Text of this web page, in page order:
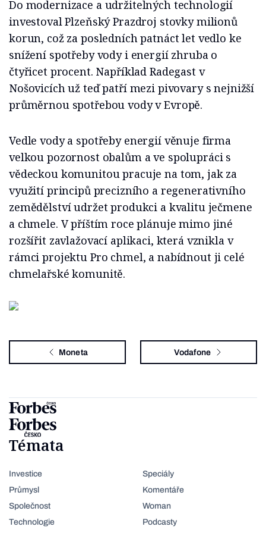
Do modernizace a udržitelných technologií
investoval Plzeňský Prazdroj stovky milionů
korun, což za posledních patnáct let vedlo ke
snížení spotřeby vody i energií zhruba o
čtyřicet procent. Například Radegast v
Nošovicích už teď patří mezi pivovary s nejnižší
průměrnou spotřebou vody v Evropě.
Vedle vody a spotřeby energií věnuje firma
velkou pozornost obalům a ve spolupráci s
vědeckou komunitou pracuje na tom, jak za
využití principů precizního a regenerativního
zemědělství udržet produkci a kvalitu ječmene
a chmele. V příštím roce plánuje mimo jiné
rozšířit zavlažovací aplikaci, která vznikla v
rámci projektu Pro chmel, a nabídnout ji celé
chmelařské komunitě.
Moneta Vodafone
Témata
Investice
Průmysl
Společnost
Technologie
Speciály
Komentáře
Woman
Podcasty